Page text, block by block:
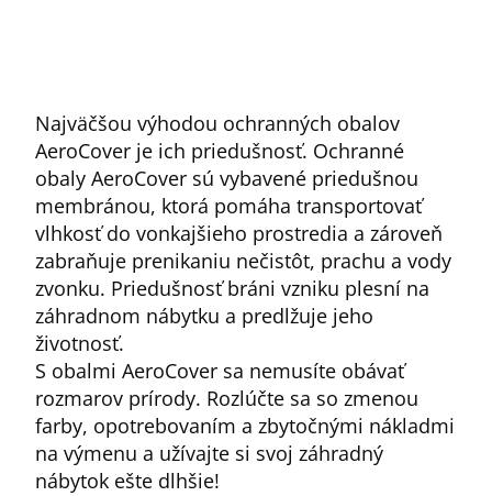
Najväčšou výhodou ochranných obalov
AeroCover je ich priedušnosť. Ochranné
obaly AeroCover sú vybavené priedušnou
membránou, ktorá pomáha transportovať
vlhkosť do vonkajšieho prostredia a zároveň
zabraňuje prenikaniu nečistôt, prachu a vody
zvonku. Priedušnosť bráni vzniku plesní na
záhradnom nábytku a predlžuje jeho
životnosť.
S obalmi AeroCover sa nemusíte obávať
rozmarov prírody. Rozlúčte sa so zmenou
farby, opotrebovaním a zbytočnými nákladmi
na výmenu a užívajte si svoj záhradný
nábytok ešte dlhšie!